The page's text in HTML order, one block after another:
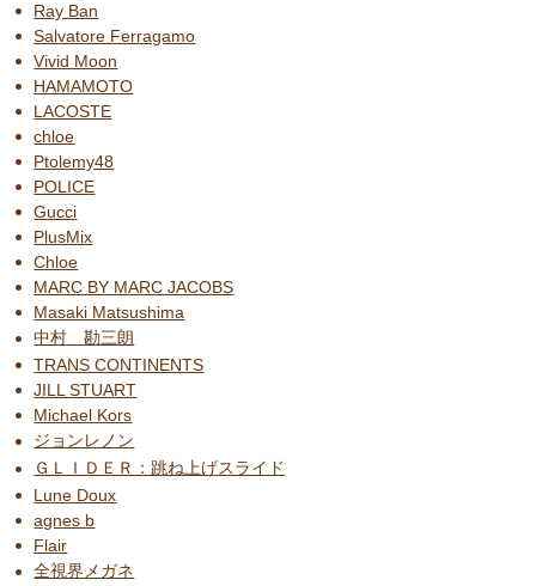
Ray Ban
Salvatore Ferragamo
Vivid Moon
HAMAMOTO
LACOSTE
chloe
Ptolemy48
POLICE
Gucci
PlusMix
Chloe
MARC BY MARC JACOBS
Masaki Matsushima
中村 勘三朗
TRANS CONTINENTS
JILL STUART
Michael Kors
ジョンレノン
ＧＬＩＤＥＲ：跳ね上げスライド
Lune Doux
agnes b
Flair
全視界メガネ